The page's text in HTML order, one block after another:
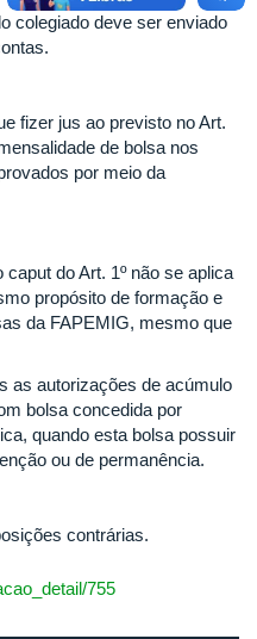
colegiado deve ser enviado
fizer jus ao previsto no Art.
de bolsa nos
por meio da
do Art. 1º não se aplica
propósito de formação e
da FAPEMIG, mesmo que
as autorizações de acúmulo
bolsa concedida por
quando esta bolsa possuir
ou de permanência.
contrárias.
755